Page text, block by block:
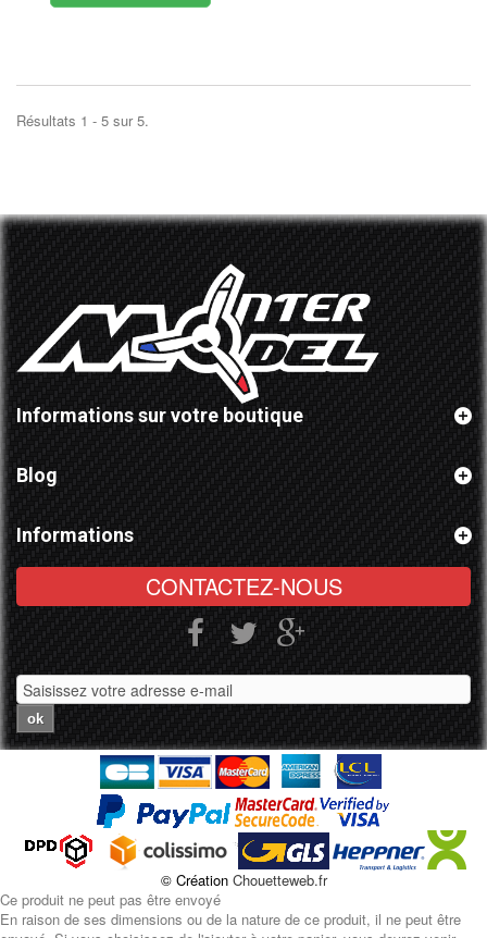
Résultats 1 - 5 sur 5.
Informations sur votre boutique
Blog
Informations
CONTACTEZ-NOUS
ok
© Création Chouetteweb.fr
Ce produit ne peut pas être envoyé
En raison de ses dimensions ou de la nature de ce produit, il ne peut être